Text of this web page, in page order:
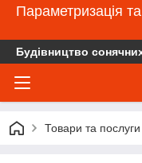
Параметризація
Будівництво
Товари та послуги